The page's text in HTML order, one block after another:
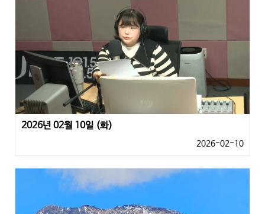
2026년 02월 10일 (화)
2026-02-10